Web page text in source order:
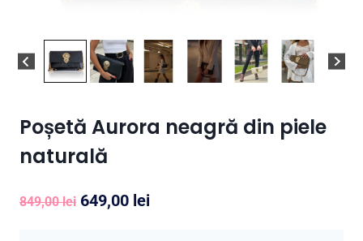
Poșetă Aurora neagră din piele
naturală
849,00lei Prețul
649,00 leiPrețul